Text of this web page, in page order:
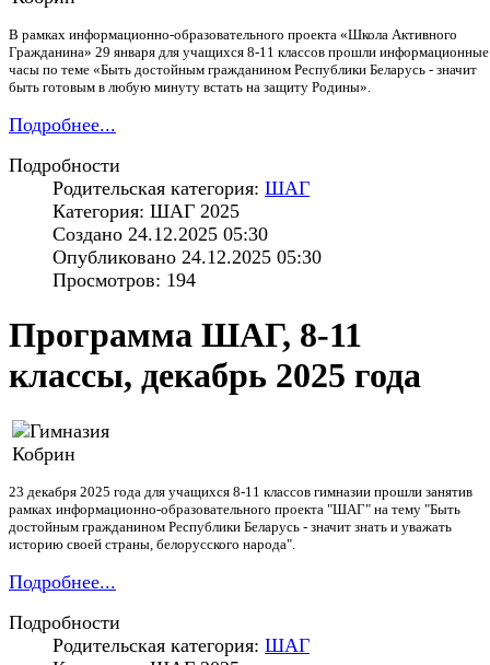
В рамках информационно-образовательного проекта «Школа Активного
Гражданина» 29 января для учащихся 8-11 классов прошли информационные
часы по теме «Быть достойным гражданином Республики Беларусь - значит
быть готовым в любую минуту встать на защиту Родины».
Подробнее...
Подробности
Родительская категория: ШАГ
Категория: ШАГ 2025
Создано 24.12.2025 05:30
Опубликовано 24.12.2025 05:30
Просмотров: 194
Программа ШАГ, 8-11
классы, декабрь 2025 года
23 декабря 2025 года для учащихся 8-11 классов гимназии прошли занятив
рамках информационно-образовательного проекта "ШАГ" на тему "Быть
достойным гражданином Республики Беларусь - значит знать и уважать
историю своей страны, белорусского народа".
Подробнее...
Подробности
Родительская категория: ШАГ